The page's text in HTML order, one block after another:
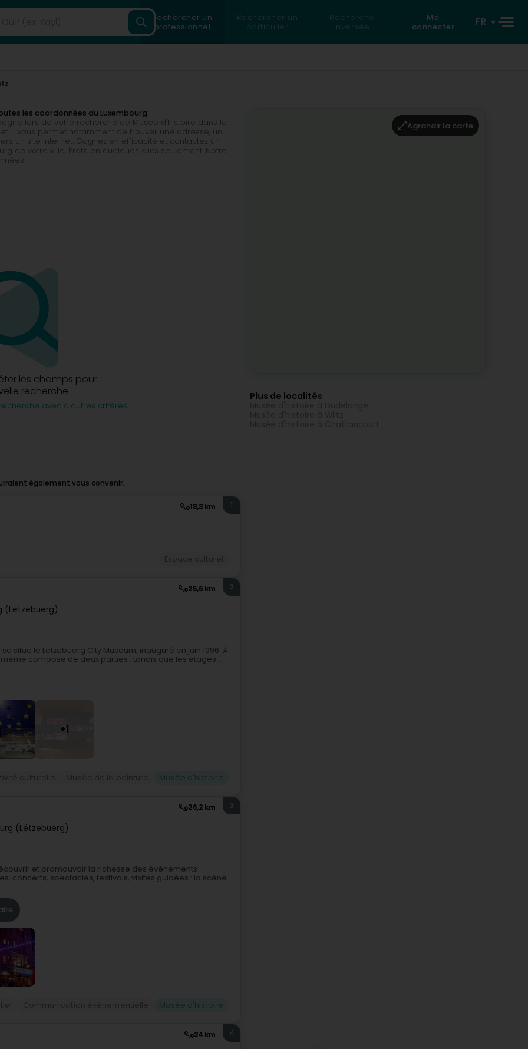
Rechercher un
professionnel
Rechercher un
particulier
Recherche
inversée
Me
connecter
FR
les coordonnées du Luxembourg
lors de votre recherche de Musée d'histoire dans la
il vous permet notamment de trouver une adresse, un
un site internet. Gagnez en efficacité et contactez un
de votre ville, Pratz, en quelques clics seulement. Notre
les champs pour
recherche
avec d'autres critères
également vous convenir.
18,3 km 1
25,6 km
(Lëtzebuerg)
2
situe le Lëtzebuerg City Museum, inauguré en juin 1996. À
composé de deux parties : tandis que les étages...
+1
26,2 km
(Lëtzebuerg)
3
et promouvoir la richesse des événements
concerts, spectacles, festivals, visites guidées : la scène
24 km 4
Agrandir la carte
Plus de localités